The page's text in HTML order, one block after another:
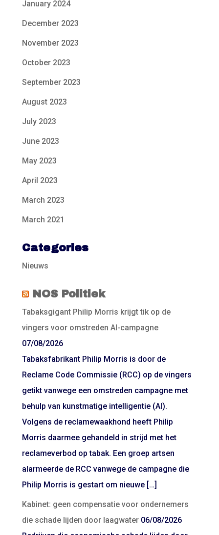
January 2024
December 2023
November 2023
October 2023
September 2023
August 2023
July 2023
June 2023
May 2023
April 2023
March 2023
March 2021
Categories
Nieuws
NOS Politiek
Tabaksgigant Philip Morris krijgt tik op de
vingers voor omstreden AI-campagne
07/08/2026
Tabaksfabrikant Philip Morris is door de
Reclame Code Commissie (RCC) op de vingers
getikt vanwege een omstreden campagne met
behulp van kunstmatige intelligentie (AI).
Volgens de reclamewaakhond heeft Philip
Morris daarmee gehandeld in strijd met het
reclameverbod op tabak. Een groep artsen
alarmeerde de RCC vanwege de campagne die
Philip Morris is gestart om nieuwe […]
Kabinet: geen compensatie voor ondernemers
die schade lijden door laagwater 06/08/2026